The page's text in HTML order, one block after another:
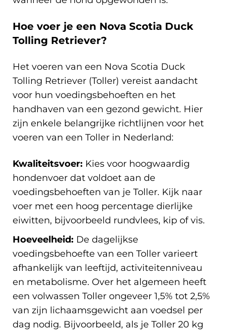
Hoe voer je een Nova Scotia Duck
Tolling Retriever?
Het voeren van een Nova Scotia Duck
Tolling Retriever (Toller) vereist aandacht
voor hun voedingsbehoeften en het
handhaven van een gezond gewicht. Hier
zijn enkele belangrijke richtlijnen voor het
voeren van een Toller in Nederland:
Kwaliteitsvoer: Kies voor hoogwaardig
hondenvoer dat voldoet aan de
voedingsbehoeften van je Toller. Kijk naar
voer met een hoog percentage dierlijke
eiwitten, bijvoorbeeld rundvlees, kip of vis.
Hoeveelheid: De dagelijkse
voedingsbehoefte van een Toller varieert
afhankelijk van leeftijd, activiteitenniveau
en metabolisme. Over het algemeen heeft
een volwassen Toller ongeveer 1,5% tot 2,5%
van zijn lichaamsgewicht aan voedsel per
dag nodig. Bijvoorbeeld, als je Toller 20 kg